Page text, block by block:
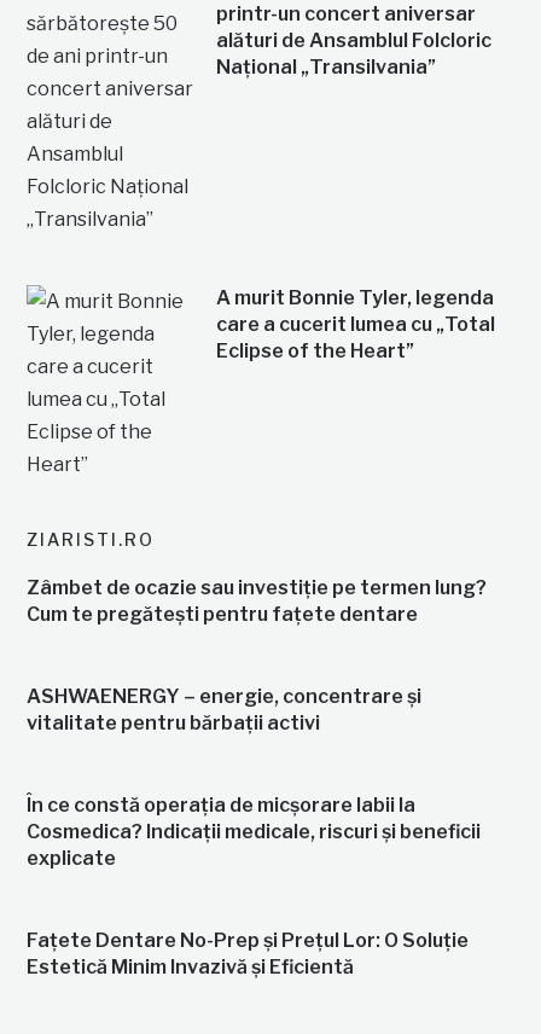
printr-un concert aniversar
alături de Ansamblul Folcloric
Național „Transilvania”
A murit Bonnie Tyler, legenda
care a cucerit lumea cu „Total
Eclipse of the Heart”
ZIARISTI.RO
Zâmbet de ocazie sau investiție pe termen lung?
Cum te pregătești pentru fațete dentare
ASHWAENERGY – energie, concentrare și
vitalitate pentru bărbații activi
În ce constă operația de micșorare labii la
Cosmedica? Indicații medicale, riscuri și beneficii
explicate
Fațete Dentare No-Prep și Prețul Lor: O Soluție
Estetică Minim Invazivă și Eficientă